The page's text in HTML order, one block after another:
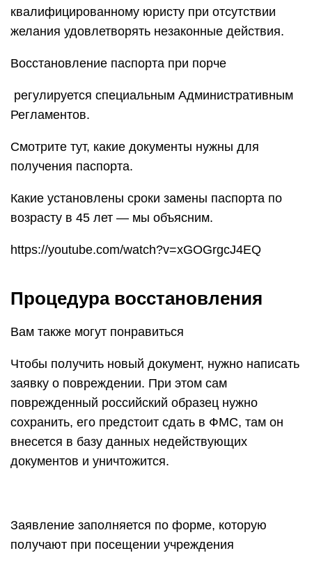
квалифицированному юристу при отсутствии
желания удовлетворять незаконные действия.
Восстановление паспорта при порче
регулируется специальным Административным
Регламентов.
Смотрите тут, какие документы нужны для
получения паспорта.
Какие установлены сроки замены паспорта по
возрасту в 45 лет — мы объясним.
https://youtube.com/watch?v=xGOGrgcJ4EQ
Процедура восстановления
Вам также могут понравиться
Чтобы получить новый документ, нужно написать
заявку о повреждении. При этом сам
поврежденный российский образец нужно
сохранить, его предстоит сдать в ФМС, там он
внесется в базу данных недействующих
документов и уничтожится.
Заявление заполняется по форме, которую
получают при посещении учреждения